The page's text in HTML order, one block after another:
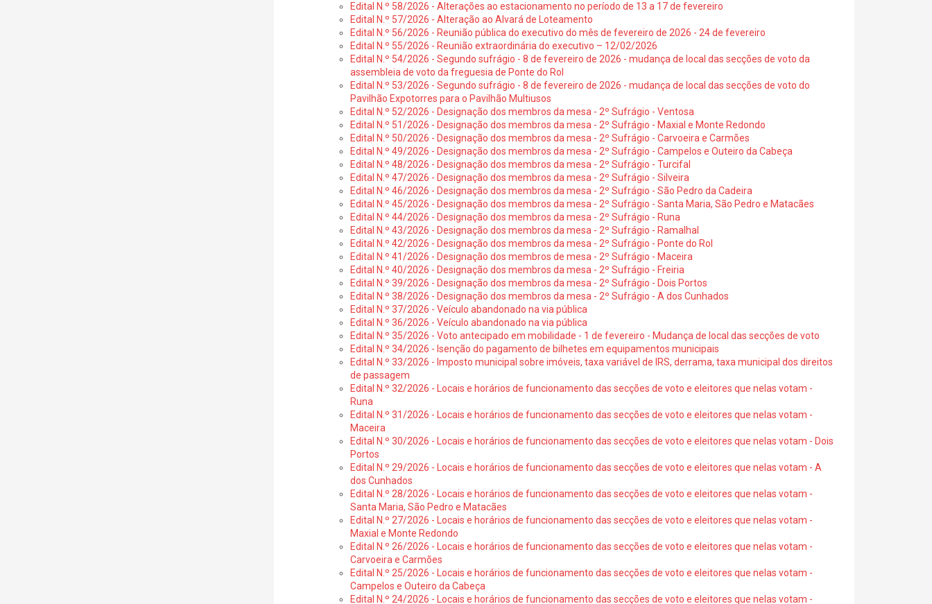
Edital N.º 58/2026 - Alterações ao estacionamento no período de 13 a 17 de fevereiro
Edital N.º 57/2026 - Alteração ao Alvará de Loteamento
Edital N.º 56/2026 - Reunião pública do executivo do mês de fevereiro de 2026 - 24 de fevereiro
Edital N.º 55/2026 - Reunião extraordinária do executivo – 12/02/2026
Edital N.º 54/2026 - Segundo sufrágio - 8 de fevereiro de 2026 - mudança de local das secções de voto da
assembleia de voto da freguesia de Ponte do Rol
Edital N.º 53/2026 - Segundo sufrágio - 8 de fevereiro de 2026 - mudança de local das secções de voto do
Pavilhão Expotorres para o Pavilhão Multiusos
Edital N.º 52/2026 - Designação dos membros da mesa - 2º Sufrágio - Ventosa
Edital N.º 51/2026 - Designação dos membros da mesa - 2º Sufrágio - Maxial e Monte Redondo
Edital N.º 50/2026 - Designação dos membros da mesa - 2º Sufrágio - Carvoeira e Carmões
Edital N.º 49/2026 - Designação dos membros da mesa - 2º Sufrágio - Campelos e Outeiro da Cabeça
Edital N.º 48/2026 - Designação dos membros da mesa - 2º Sufrágio - Turcifal
Edital N.º 47/2026 - Designação dos membros da mesa - 2º Sufrágio - Silveira
Edital N.º 46/2026 - Designação dos membros da mesa - 2º Sufrágio - São Pedro da Cadeira
Edital N.º 45/2026 - Designação dos membros da mesa - 2º Sufrágio - Santa Maria, São Pedro e Matacães
Edital N.º 44/2026 - Designação dos membros da mesa - 2º Sufrágio - Runa
Edital N.º 43/2026 - Designação dos membros da mesa - 2º Sufrágio - Ramalhal
Edital N.º 42/2026 - Designação dos membros da mesa - 2º Sufrágio - Ponte do Rol
Edital N.º 41/2026 - Designação dos membros de mesa - 2º Sufrágio - Maceira
Edital N.º 40/2026 - Designação dos membros da mesa - 2º Sufrágio - Freiria
Edital N.º 39/2026 - Designação dos membros da mesa - 2º Sufrágio - Dois Portos
Edital N.º 38/2026 - Designação dos membros da mesa - 2º Sufrágio - A dos Cunhados
Edital N.º 37/2026 - Veículo abandonado na via pública
Edital N.º 36/2026 - Veículo abandonado na via pública
Edital N.º 35/2026 - Voto antecipado em mobilidade - 1 de fevereiro - Mudança de local das secções de voto
Edital N.º 34/2026 - Isenção do pagamento de bilhetes em equipamentos municipais
Edital N.º 33/2026 - Imposto municipal sobre imóveis, taxa variável de IRS, derrama, taxa municipal dos direitos
de passagem
Edital N.º 32/2026 - Locais e horários de funcionamento das secções de voto e eleitores que nelas votam -
Runa
Edital N.º 31/2026 - Locais e horários de funcionamento das secções de voto e eleitores que nelas votam -
Maceira
Edital N.º 30/2026 - Locais e horários de funcionamento das secções de voto e eleitores que nelas votam - Dois
Portos
Edital N.º 29/2026 - Locais e horários de funcionamento das secções de voto e eleitores que nelas votam - A
dos Cunhados
Edital N.º 28/2026 - Locais e horários de funcionamento das secções de voto e eleitores que nelas votam -
Santa Maria, São Pedro e Matacães
Edital N.º 27/2026 - Locais e horários de funcionamento das secções de voto e eleitores que nelas votam -
Maxial e Monte Redondo
Edital N.º 26/2026 - Locais e horários de funcionamento das secções de voto e eleitores que nelas votam -
Carvoeira e Carmões
Edital N.º 25/2026 - Locais e horários de funcionamento das secções de voto e eleitores que nelas votam -
Campelos e Outeiro da Cabeça
Edital N.º 24/2026 - Locais e horários de funcionamento das secções de voto e eleitores que nelas votam -